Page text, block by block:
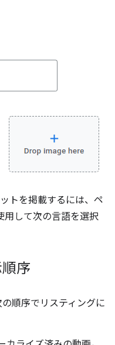
トを掲載するには、ペ
用して次の言語を選択
序
順序でリスティングに